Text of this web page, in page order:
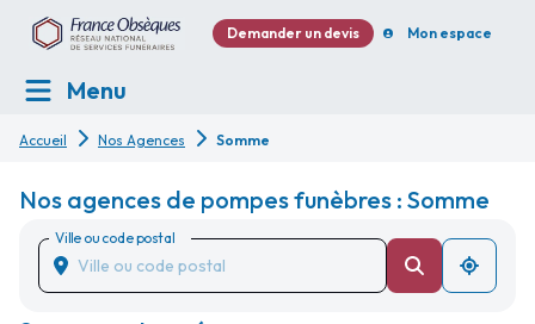
Demander un devis Mon espace
Menu
Accueil Nos Agences Somme
Nos agences de pompes funèbres : Somme
Ville ou code postal